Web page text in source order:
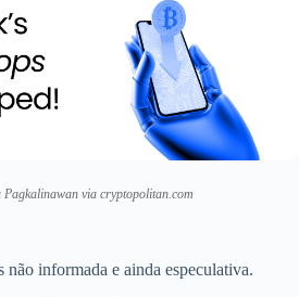
via cryptopolitan.com
não informada e ainda especulativa.